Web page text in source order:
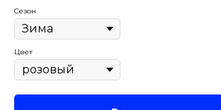
Сезон
Цвет